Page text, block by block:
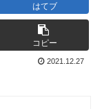
はてブ
コピー
2021.12.27